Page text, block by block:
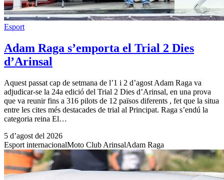
Esport
Adam Raga s’emporta el Trial 2 Dies
d’Arinsal
Aquest passat cap de setmana de l’1 i 2 d’agost Adam Raga va
adjudicar-se la 24a edició del Trial 2 Dies d’Arinsal, en una prova
que va reunir fins a 316 pilots de 12 països diferents , fet que la situa
entre les cites més destacades de trial al Principat. Raga s’endú la
categoria reina El…
5 d’agost del 2026
Esport internacionalMoto Club ArinsalAdam Raga